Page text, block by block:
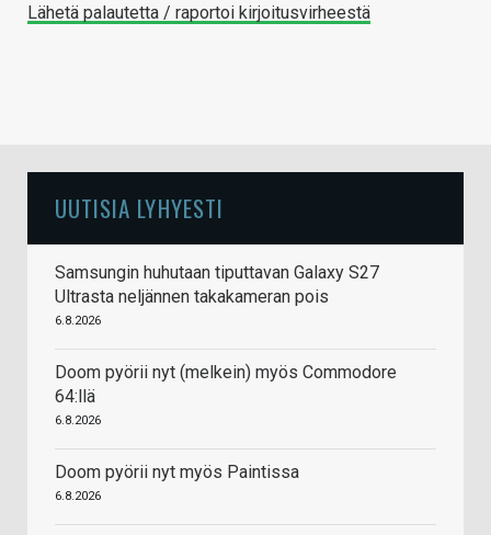
Lähetä palautetta / raportoi kirjoitusvirheestä
UUTISIA LYHYESTI
Samsungin huhutaan tiputtavan Galaxy S27
Ultrasta neljännen takakameran pois
6.8.2026
Doom pyörii nyt (melkein) myös Commodore
64:llä
6.8.2026
Doom pyörii nyt myös Paintissa
6.8.2026